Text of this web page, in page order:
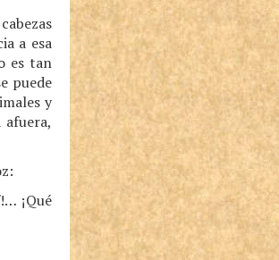
a esa
es tan
puede
y
¡Qué